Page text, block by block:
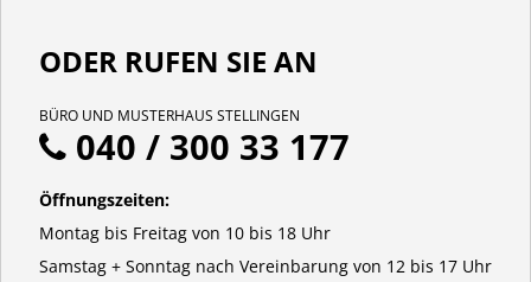
ODER RUFEN SIE AN
BÜRO UND MUSTERHAUS STELLINGEN
040 / 300 33 177
Öffnungszeiten:
Montag bis Freitag von 10 bis 18 Uhr
Samstag + Sonntag nach Vereinbarung von 12 bis 17 Uhr